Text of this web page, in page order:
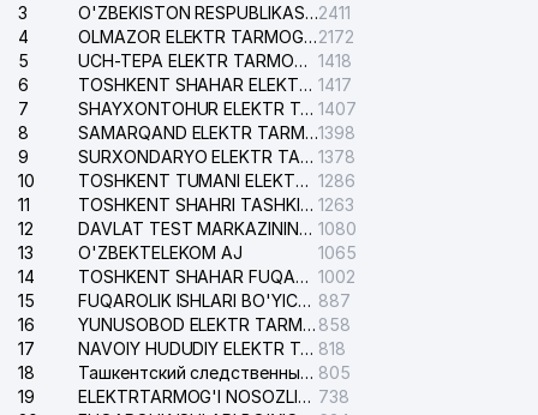
3
O'ZBEKISTON RESPUBLIKASI BOSH PROKURATURASI ISHONCH TELEFONI2411
4
OLMAZOR ELEKTR TARMOG'I NOSOZLIKLARI XIZMATI2172
5
UCH-TEPA ELEKTR TARMOG'I NOSOZLIKLARI XIZMATI 1418
6
TOSHKENT SHAHAR ELEKTR TARMOQLARI KORXONASI AJ 1417
7
SHAYXONTOHUR ELEKTR TARMOG'I NOSOZLIKLARINI TUZATISH XIZMATI 1407
8
SAMARQAND ELEKTR TARMOQLARI AJ1398
9
SURXONDARYO ELEKTR TARMOQLARI AJ 1378
10
TOSHKENT TUMANI ELEKTR TARMOG'I AVARIYA XIZMATI 1286
11
TOSHKENT SHAHRI TASHKILOT TELEFONLARI HAQIDA MA'LUMOT BYUROSI 1263
12
DAVLAT TEST MARKAZINING ISHONCH TELEFONLARI 1080
13
O'ZBEKTELEKOM AJ
1065
14
TOSHKENT SHAHAR FUQAROLIK ISHLARI BO'YICHA SUDI 1002
15
FUQAROLIK ISHLARI BO'YICHA YAKKASAROY TUMANLARARO SUDI 887
16
YUNUSOBOD ELEKTR TARMOG'I NOSOZLIKLARI XIZMATI 858
17
NAVOIY HUDUDIY ELEKTR TARMOQLARI KORXONASI AJ 818
18
Ташкентский следственный изолятор 805
19
ELEKTRTARMOG'I NOSOZLIKLARINI TO'ZATISH SERGELI XIZMATI 738